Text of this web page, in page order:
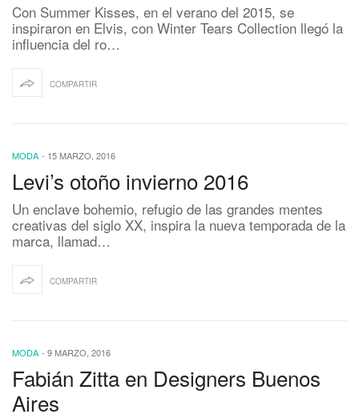
Con Summer Kisses, en el verano del 2015, se
inspiraron en Elvis, con Winter Tears Collection llegó la
influencia del ro…
COMPARTIR
MODA - 15 MARZO, 2016
Levi’s otoño invierno 2016
Un enclave bohemio, refugio de las grandes mentes
creativas del siglo XX, inspira la nueva temporada de la
marca, llamad…
COMPARTIR
MODA - 9 MARZO, 2016
Fabián Zitta en Designers Buenos
Aires